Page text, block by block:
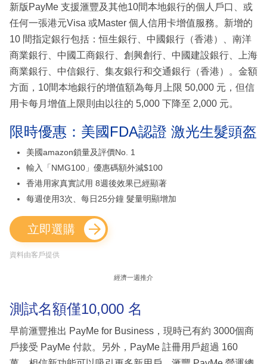
新版PayMe 支援滙豐及其他10間本地銀行的個人戶口、或
任何一張港元Visa 或Master 個人信用卡增值服務。新增的
10 間指定銀行包括：恒生銀行、中國銀行（香港）、南洋
商業銀行、中國工商銀行、創興創行、中國建設銀行、上海
商業銀行、中信銀行、集友銀行和交通銀行（香港）。金額
方面，10間本地銀行的增值額為每月上限 50,000 元，但信
用卡每月增值上限則由以往的 5,000 下降至 2,000 元。
限時優惠：美國FDA認證 激光生髮頭盔
美國amazon鎖量及評價No. 1
輸入「NMG100」優惠碼額外減$100
香港用家真實試用 8週後效果已經顯著
每週使用3次、每日25分鐘 髮量明顯增加
立即選購
資料由客戶提供
經濟一週推介
測試名額僅10,000 名
早前滙豐推出 PayMe for Business，現時已有約 3000個商
戶接受 PayMe 付款。另外，PayMe 註冊用戶超過 160